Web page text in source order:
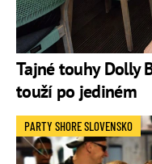
Tajné touhy Dolly
touží po jediném
PARTY SHORE SLOVENSKO